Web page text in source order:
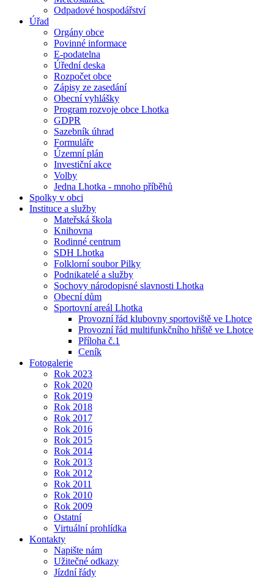
Odpadové hospodářství
Úřad
Orgány obce
Povinné informace
E-podatelna
Úřední deska
Rozpočet obce
Zápisy ze zasedání
Obecní vyhlášky
Program rozvoje obce Lhotka
GDPR
Sazebník úhrad
Formuláře
Územní plán
Investiční akce
Volby
Jedna Lhotka - mnoho příběhů
Spolky v obci
Instituce a služby
Mateřská škola
Knihovna
Rodinné centrum
SDH Lhotka
Folklorní soubor Pilky
Podnikatelé a služby
Sochovy národopisné slavnosti Lhotka
Obecní dům
Sportovní areál Lhotka
Provozní řád klubovny sportoviště ve Lhotce
Provozní řád multifunkčního hřiště ve Lhotce
Příloha č.1
Ceník
Fotogalerie
Rok 2023
Rok 2020
Rok 2019
Rok 2018
Rok 2017
Rok 2016
Rok 2015
Rok 2014
Rok 2013
Rok 2012
Rok 2011
Rok 2010
Rok 2009
Ostatní
Virtuální prohlídka
Kontakty
Napište nám
Užitečné odkazy
Jízdní řády